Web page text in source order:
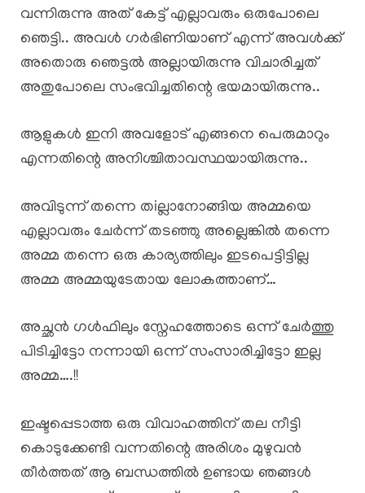
വന്നിരുന്നു അത് കേട്ട് എല്ലാവരും ഒരുപോലെ
ഞെട്ടി.. അവൾ ഗർഭിണിയാണ് എന്ന് അവൾക്ക്
അതൊരു ഞെട്ടൽ അല്ലായിരുന്നു വിചാരിച്ചത്
അതുപോലെ സംഭവിച്ചതിന്റെ ഭയമായിരുന്നു..
ആളുകൾ ഇനി അവളോട് എങ്ങനെ പെരുമാറും
എന്നതിന്റെ അനിശ്ചിതാവസ്ഥയായിരുന്നു..
അവിടുന്ന് തന്നെ തiല്ലാനോങ്ങിയ അമ്മയെ
എല്ലാവരും ചേർന്ന് തടഞ്ഞു അല്ലെങ്കിൽ തന്നെ
അമ്മ തന്നെ ഒരു കാര്യത്തിലും ഇടപെട്ടിട്ടില്ല
അമ്മ അമ്മയുടേതായ ലോകത്താണ്…
അച്ഛൻ ഗൾഫിലും സ്നേഹത്തോടെ ഒന്ന് ചേർത്തു
പിടിച്ചിട്ടോ നന്നായി ഒന്ന് സംസാരിച്ചിട്ടോ ഇല്ല
അമ്മ….!!
ഇഷ്ടപ്പെടാത്ത ഒരു വിവാഹത്തിന് തല നീട്ടി
കൊടുക്കേണ്ടി വന്നതിന്റെ അരിശം മുഴുവൻ
തീർത്തത് ആ ബന്ധത്തിൽ ഉണ്ടായ ഞങ്ങൾ